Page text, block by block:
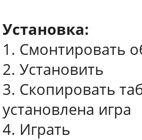
Установка:
1. Смонтировать
2. Установить
3. Скопировать
установлена игра
4. Играть